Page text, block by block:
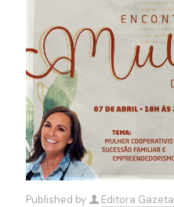
Published by
Editora Gazeta